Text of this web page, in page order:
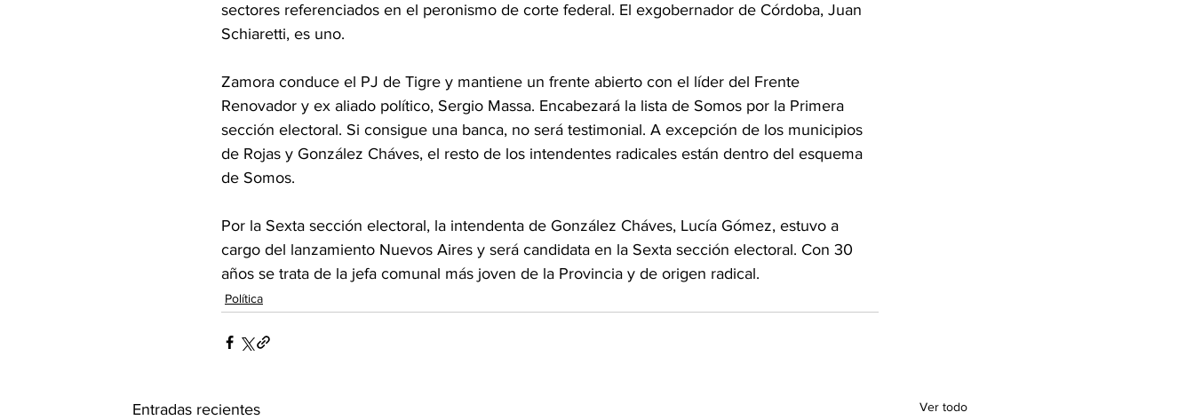
sectores referenciados en el peronismo de corte federal. El exgobernador de Córdoba, Juan
Schiaretti, es uno.
Zamora conduce el PJ de Tigre y mantiene un frente abierto con el líder del Frente
Renovador y ex aliado político, Sergio Massa. Encabezará la lista de Somos por la Primera
sección electoral. Si consigue una banca, no será testimonial. A excepción de los municipios
de Rojas y González Cháves, el resto de los intendentes radicales están dentro del esquema
de Somos.
Por la Sexta sección electoral, la intendenta de González Cháves, Lucía Gómez, estuvo a
cargo del lanzamiento Nuevos Aires y será candidata en la Sexta sección electoral. Con 30
años se trata de la jefa comunal más joven de la Provincia y de origen radical.
Política
Entradas recientes Ver todo